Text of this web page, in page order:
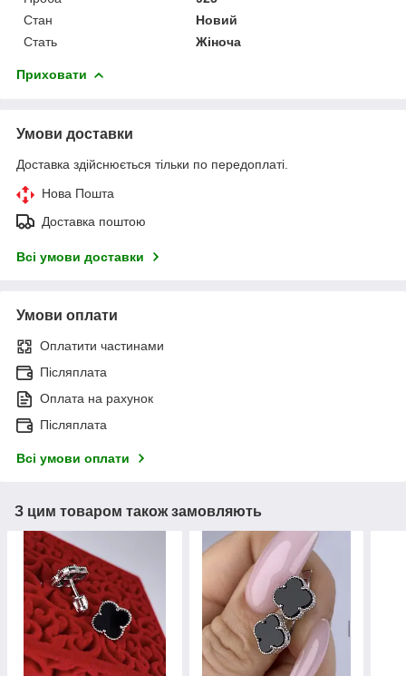
Стан
Новий
Стать
Жіноча
Приховати
Умови доставки
Доставка здійснюється тільки по передоплаті.
Нова Пошта
Доставка поштою
Всі умови доставки
Умови оплати
Оплатити частинами
Післяплата
Оплата на рахунок
Післяплата
Всі умови оплати
З цим товаром також замовляють